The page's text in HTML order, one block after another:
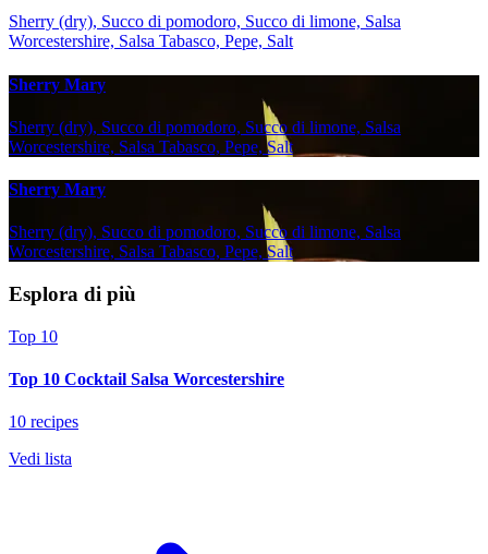
Sherry (dry), Succo di pomodoro, Succo di limone, Salsa
Worcestershire, Salsa Tabasco, Pepe, Salt
Sherry Mary
Sherry (dry), Succo di pomodoro, Succo di limone, Salsa
Worcestershire, Salsa Tabasco, Pepe, Salt
Sherry Mary
Sherry (dry), Succo di pomodoro, Succo di limone, Salsa
Worcestershire, Salsa Tabasco, Pepe, Salt
Esplora di più
Top 10
Top 10 Cocktail Salsa Worcestershire
10 recipes
Vedi lista